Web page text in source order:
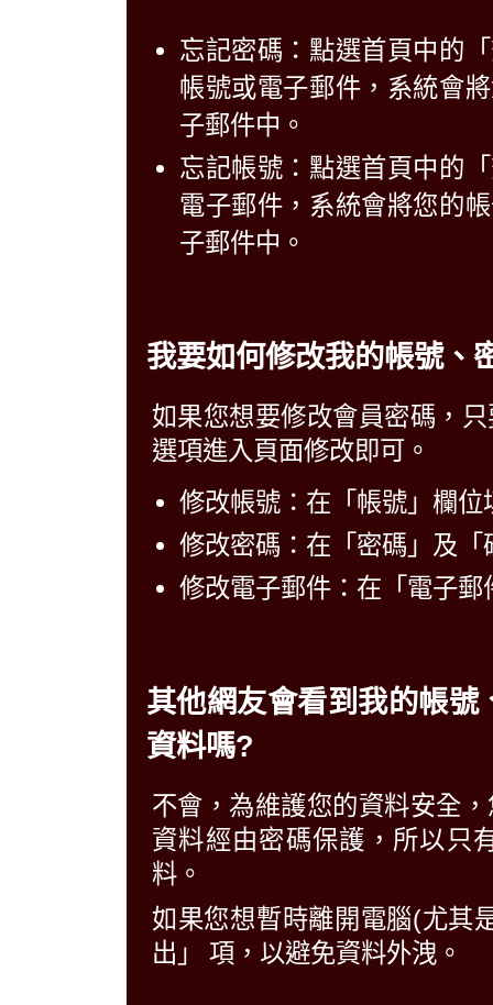
忘記密碼：點選首頁中的
帳號或電子郵件，系統會
子郵件中。
忘記帳號：點選首頁中的
電子郵件，系統會將您的
子郵件中。
我要如何修改我的帳號、
如果您想要修改會員密碼，
選項進入頁面修改即可。
修改帳號：在「帳號」欄
修改密碼：在「密碼」及
修改電子郵件：在「電子
其他網友會看到我的帳
資料嗎?
不會，為維護您的資料安全
資料經由密碼保護，所以只
料。
如果您想暫時離開電腦(尤其
出」 項，以避免資料外洩。